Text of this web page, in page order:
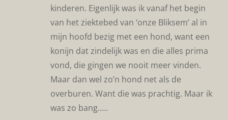
kinderen. Eigenlijk was ik vanaf het begin
van het ziektebed van ‘onze Bliksem’ al in
mijn hoofd bezig met een hond, want een
konijn dat zindelijk was en die alles prima
vond, die gingen we nooit meer vinden.
Maar dan wel zo’n hond net als de
overburen. Want die was prachtig. Maar ik
was zo bang…..